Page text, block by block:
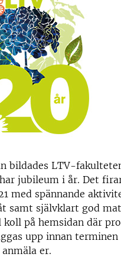
bildades LTV-
jubileum i år. Det
med spännande
samt självklart god
koll på hemsidan där
upp innan terminen
er.